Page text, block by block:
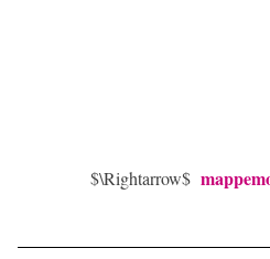
$\Rightarrow$